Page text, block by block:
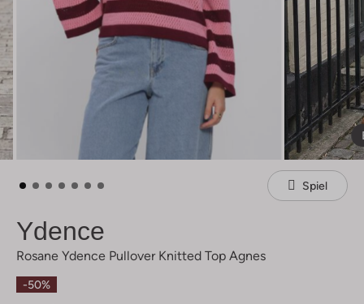
Spiel
Ydence
Rosane Ydence Pullover Knitted Top Agnes
-50%